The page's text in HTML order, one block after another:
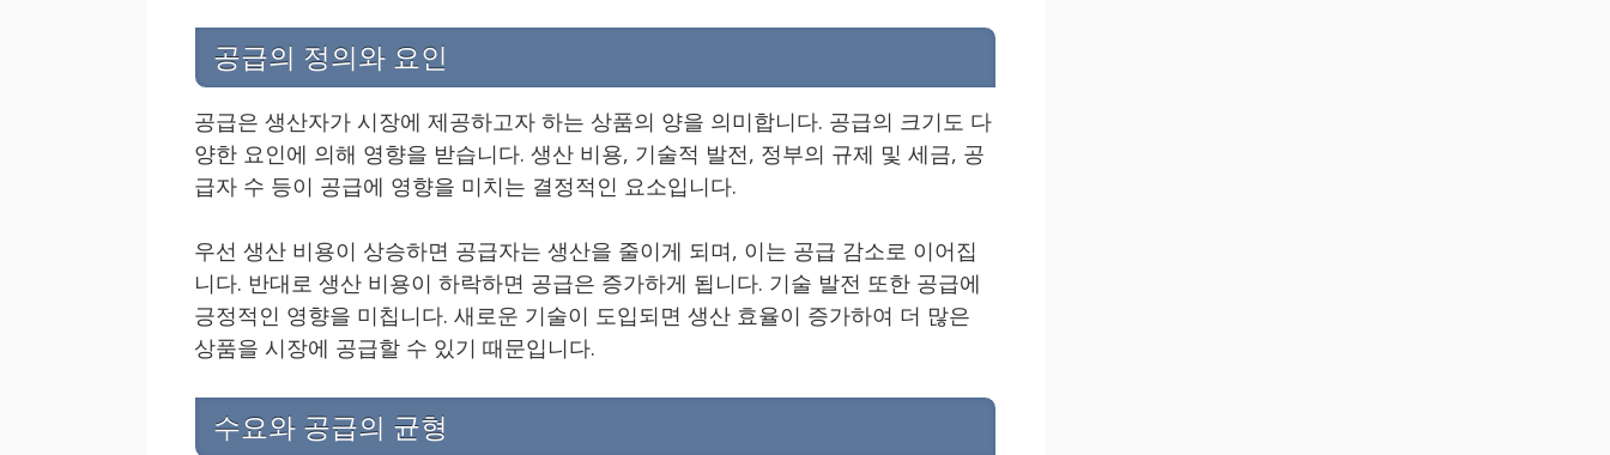
공급의 정의와 요인
공급은 생산자가 시장에 제공하고자 하는 상품의 양을 의미합니다. 공급의 크기도 다
양한 요인에 의해 영향을 받습니다. 생산 비용, 기술적 발전, 정부의 규제 및 세금, 공
급자 수 등이 공급에 영향을 미치는 결정적인 요소입니다.
우선 생산 비용이 상승하면 공급자는 생산을 줄이게 되며, 이는 공급 감소로 이어집
니다. 반대로 생산 비용이 하락하면 공급은 증가하게 됩니다. 기술 발전 또한 공급에
긍정적인 영향을 미칩니다. 새로운 기술이 도입되면 생산 효율이 증가하여 더 많은
상품을 시장에 공급할 수 있기 때문입니다.
수요와 공급의 균형